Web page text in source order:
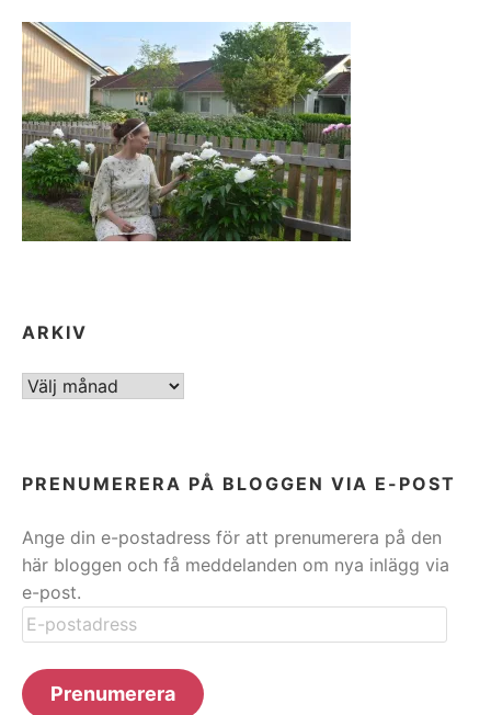
ARKIV
ARKIV
PRENUMERERA PÅ BLOGGEN VIA E-POST
Ange din e-postadress för att prenumerera på den
här bloggen och få meddelanden om nya inlägg via
e-post.
E-
postadress
Prenumerera